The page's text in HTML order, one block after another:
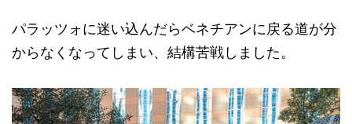
パラッツォに迷い込んだらベネチアンに戻る道が分
からなくなってしまい、結構苦戦しました。